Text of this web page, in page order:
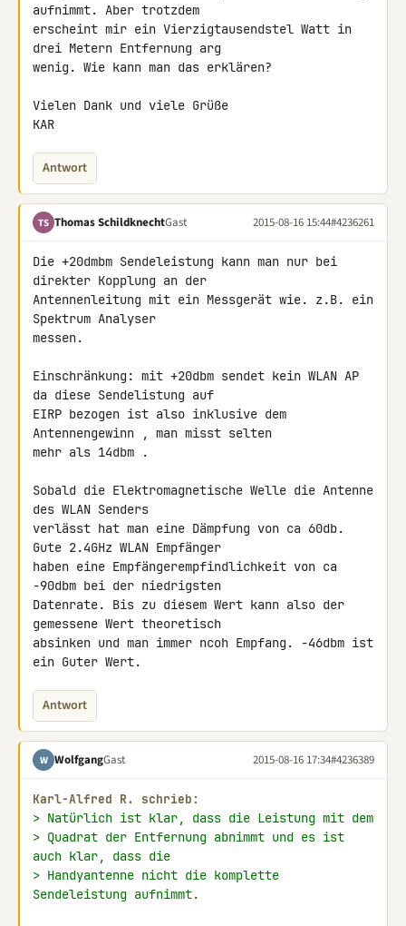
aufnimmt. Aber trotzdem
erscheint mir ein Vierzigtausendstel Watt in
drei Metern Entfernung arg
wenig. Wie kann man das erklären?
Vielen Dank und viele Grüße
KAR
Antwort
TS Thomas SchildknechtGast 2015-08-16 15:44#4236261
Die +20dmbm Sendeleistung kann man nur bei
direkter Kopplung an der
Antennenleitung mit ein Messgerät wie. z.B. ein
Spektrum Analyser
messen.
Einschränkung: mit +20dbm sendet kein WLAN AP
da diese Sendelistung auf
EIRP bezogen ist also inklusive dem
Antennengewinn , man misst selten
mehr als 14dbm .
Sobald die Elektromagnetische Welle die Antenne
des WLAN Senders
verlässt hat man eine Dämpfung von ca 60db.
Gute 2.4GHz WLAN Empfänger
haben eine Empfängerempfindlichkeit von ca
-90dbm bei der niedrigsten
Datenrate. Bis zu diesem Wert kann also der
gemessene Wert theoretisch
absinken und man immer ncoh Empfang. -46dbm ist
ein Guter Wert.
Antwort
W WolfgangGast 2015-08-16 17:34#4236389
Karl-Alfred R. schrieb:
> Natürlich ist klar, dass die Leistung mit dem
> Quadrat der Entfernung abnimmt und es ist
auch klar, dass die
> Handyantenne nicht die komplette
Sendeleistung aufnimmt.